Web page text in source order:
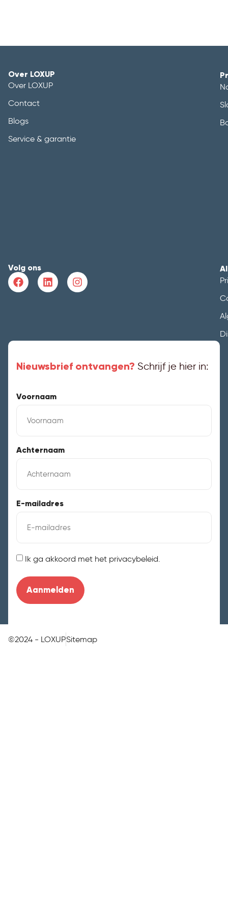
Over LOXUP
Over LOXUP
Contact
Blogs
Service & garantie
Volg ons
Nieuwsbrief ontvangen? Schrijf je hier in:
Voornaam
Achternaam
E-mailadres
Instemming
Ik ga akkoord met het privacybeleid.
©2024 - LOXUPSitemap